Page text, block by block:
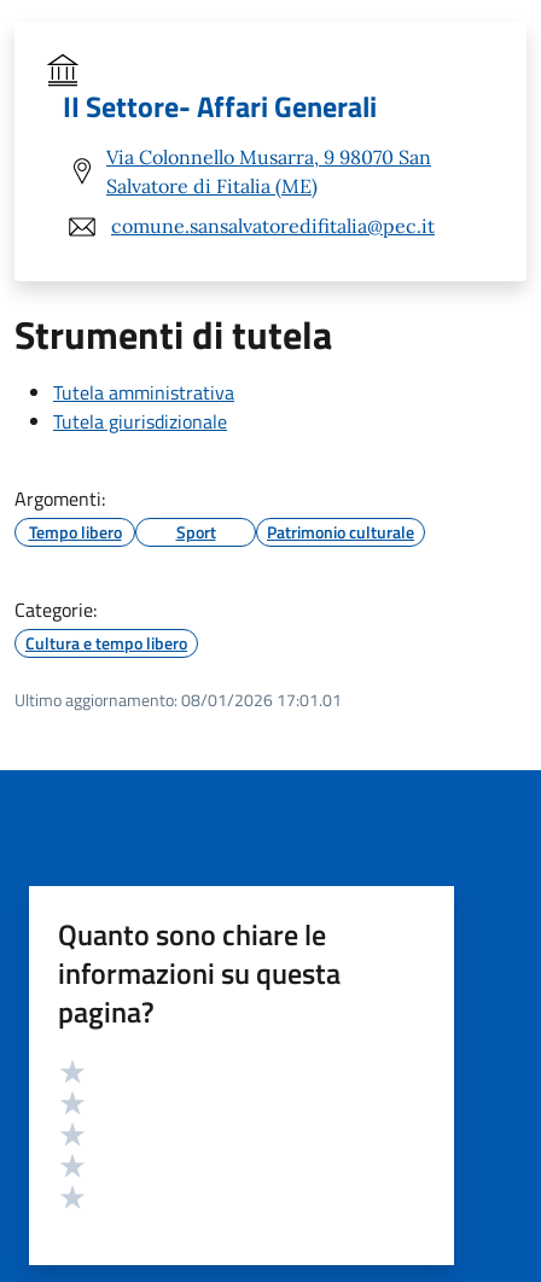
II Settore- Affari Generali
Via Colonnello Musarra, 9 98070 San
Salvatore di Fitalia (ME)
comune.sansalvatoredifitalia@pec.it
Strumenti di tutela
Tutela amministrativa
Tutela giurisdizionale
Argomenti:
Tempo libero Sport Patrimonio culturale
Categorie:
Cultura e tempo libero
Ultimo aggiornamento:08/01/2026 17:01.01
Quanto sono chiare le
informazioni su questa
pagina?
Valutazione